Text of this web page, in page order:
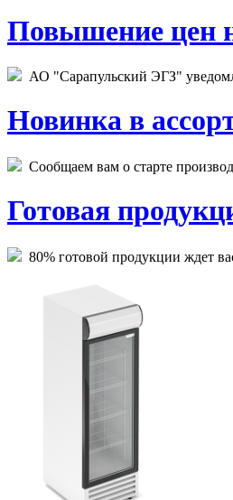
Повышение цен
АО "Сарапульский ЭГЗ"
Новинка в
Сообщаем вам о старте
Готовая
80% готовой продукции ждет